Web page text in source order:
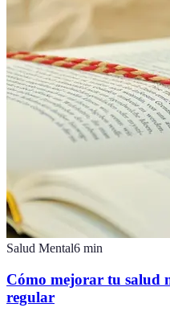
Salud Mental6 min
Cómo mejorar tu salud
regular